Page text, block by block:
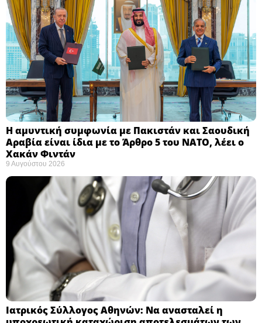
Η αμυντική συμφωνία με Πακιστάν και Σαουδική
Αραβία είναι ίδια με το Άρθρο 5 του ΝΑΤΟ, λέει ο
Χακάν Φιντάν ​
9 Αυγούστου 2026
Ιατρικός Σύλλογος Αθηνών: Να ανασταλεί η